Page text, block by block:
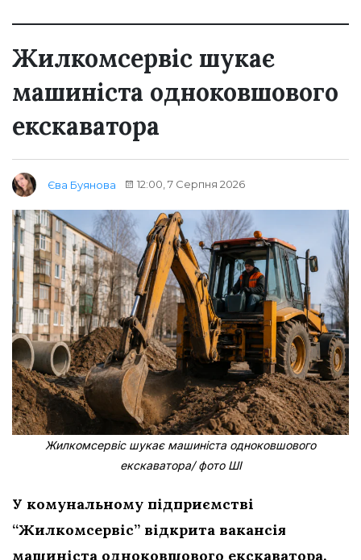
Жилкомсервіс шукає
машиніста одноковшового
екскаватора
Єва Буянова 12:00, 7 Серпня 2026
Жилкомсервіс шукає машиніста одноковшового
екскаватора/ фото ШІ
У комунальному підприємстві
“Жилкомсервіс” відкрита вакансія
машиніста одноковшового екскаватора.